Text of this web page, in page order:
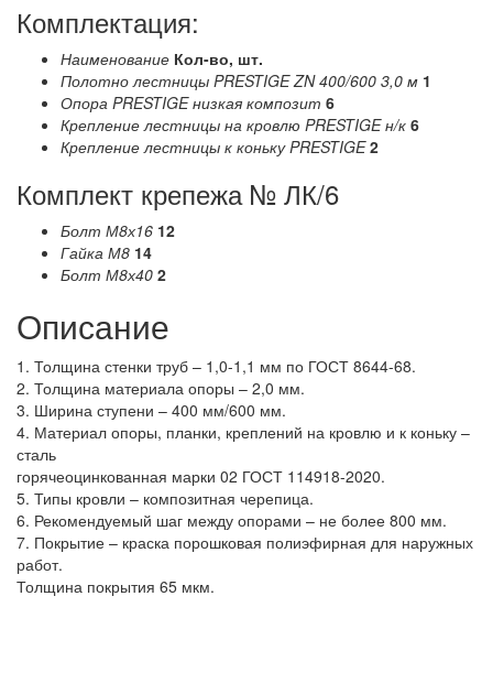
Комплектация:
Наименование Кол-во, шт.
Полотно лестницы PRESTIGE ZN 400/600 3,0 м 1
Опора PRESTIGE низкая композит 6
Крепление лестницы на кровлю PRESTIGE н/к 6
Крепление лестницы к коньку PRESTIGE 2
Комплект крепежа № ЛК/6
Болт М8х16 12
Гайка М8 14
Болт М8х40 2
Описание
1. Толщина стенки труб – 1,0-1,1 мм по ГОСТ 8644-68.
2. Толщина материала опоры – 2,0 мм.
3. Ширина ступени – 400 мм/600 мм.
4. Материал опоры, планки, креплений на кровлю и к коньку –
сталь
горячеоцинкованная марки 02 ГОСТ 114918-2020.
5. Типы кровли – композитная черепица.
6. Рекомендуемый шаг между опорами – не более 800 мм.
7. Покрытие – краска порошковая полиэфирная для наружных
работ.
Толщина покрытия 65 мкм.